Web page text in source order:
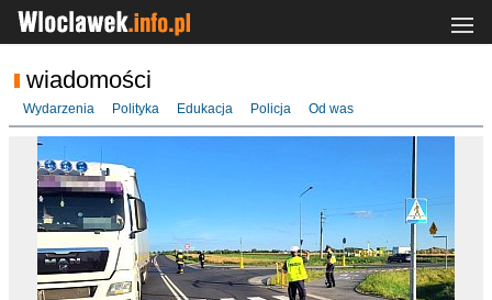
wiadomości
Wydarzenia Polityka Edukacja Policja Od was